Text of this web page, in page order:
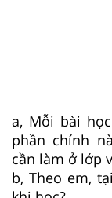
a, Mỗi bài
phần chính
cần làm ở lớp
b, Theo em,